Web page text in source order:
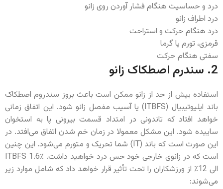
درد و حساسیت هنگام فشار آوردن روی زانو
درد اطراف زانو
درد هنگام حرکت و استراحت
قرمزی، تورم یا گرما
سفتی هنگام حرکت
2. سندرم اصطکاک زانو
استفاده بیش از حد از زانو ممکن است باعث بروز سندروم اصطکاک
باند ایلیوتیبیال (ITBFS) یا آسیب مفصل زانو شود. این اتفاق زمانی
خواهد افتاد که تاندونی در امتداد قسمت بیرونی پا به استخوان
ساییده شود. این مشکل معمولا در زمان خم شدن اتفاق می‌افتد. در
این صورت است که باند (IT) شما تحریک و متورم می‌شود. این چنین
است که در زانوی خارجی خود حس درد خواهید داشت. ITBFS 1.6٪
الی 12٪ از ورزشکاران را تحت تأثیر قرار خواهد داد که شامل موارد زیر
می‌شوند: